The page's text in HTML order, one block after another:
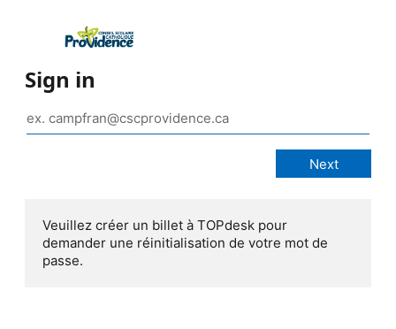
Sign in
Veuillez créer un billet à TOPdesk pour
demander une réinitialisation de votre mot de
passe.